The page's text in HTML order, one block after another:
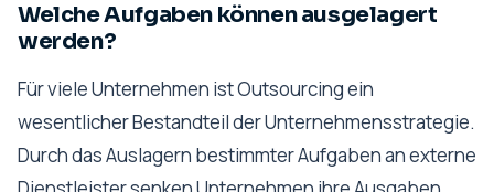
Welche Aufgaben können ausgelagert
werden?
Für viele Unternehmen ist Outsourcing ein
wesentlicher Bestandteil der Unternehmensstrategie.
Durch das Auslagern bestimmter Aufgaben an externe